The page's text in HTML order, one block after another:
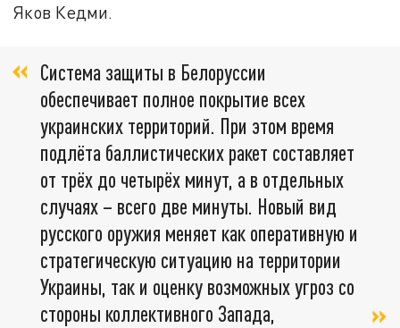
Яков Кедми.
Система защиты в Белоруссии
обеспечивает полное покрытие всех
украинских территорий. При этом время
подлёта баллистических ракет составляет
от трёх до четырёх минут, а в отдельных
случаях – всего две минуты. Новый вид
русского оружия меняет как оперативную и
стратегическую ситуацию на территории
Украины, так и оценку возможных угроз со
стороны коллективного Запада,